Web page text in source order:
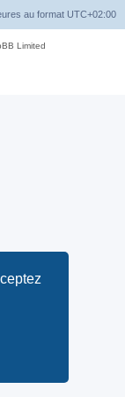
au format UTC+02:00
Limited